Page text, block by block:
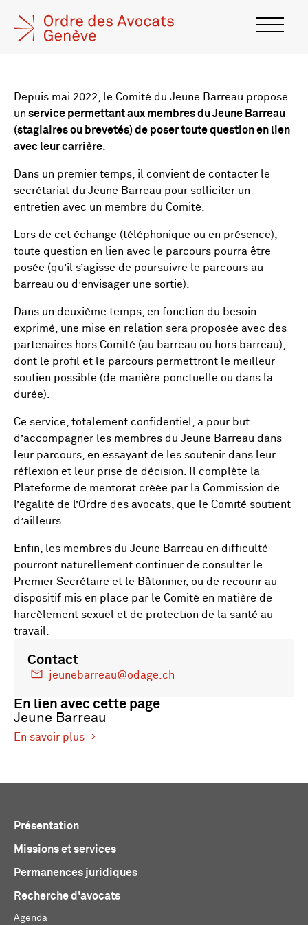
Depuis mai 2022, le Comité du Jeune Barreau propose
un service permettant aux membres du Jeune Barreau
(stagiaires ou brevetés) de poser toute question en lien
avec leur carrière
Dans un premier temps, il convient de contacter le
secrétariat du Jeune Barreau pour solliciter un
entretien avec un membre du Comité.
Lors de cet échange (téléphonique ou en présence),
toute question en lien avec le parcours pourra être
posée (qu’il s’agisse de poursuivre le parcours au
barreau ou d’envisager une sortie).
Dans un deuxième temps, en fonction du besoin
exprimé, une mise en relation sera proposée avec des
partenaires hors Comité (au barreau ou hors barreau),
dont le profil et le parcours permettront le meilleur
soutien possible (de manière ponctuelle ou dans la
durée).
Ce service, totalement confidentiel, a pour but
d’accompagner les membres du Jeune Barreau dans
leur parcours, en essayant de les soutenir dans leur
réflexion et leur prise de décision. Il complète la
Plateforme de mentorat créée par la Commission de
l’égalité de l’Ordre des avocats, que le Comité soutient
d’ailleurs.
Enfin, les membres du Jeune Barreau en difficulté
pourront naturellement continuer de consulter le
Premier Secrétaire et le Bâtonnier, ou de recourir au
dispositif mis en place par le Comité en matière de
harcèlement sexuel et de protection de la santé au
travail.
Contact
jeunebarreau@odage.ch
En lien avec cette page
Jeune Barreau
En savoir plus
Présentation
Missions et services
Permanences juridiques
Recherche d'avocats
Agenda